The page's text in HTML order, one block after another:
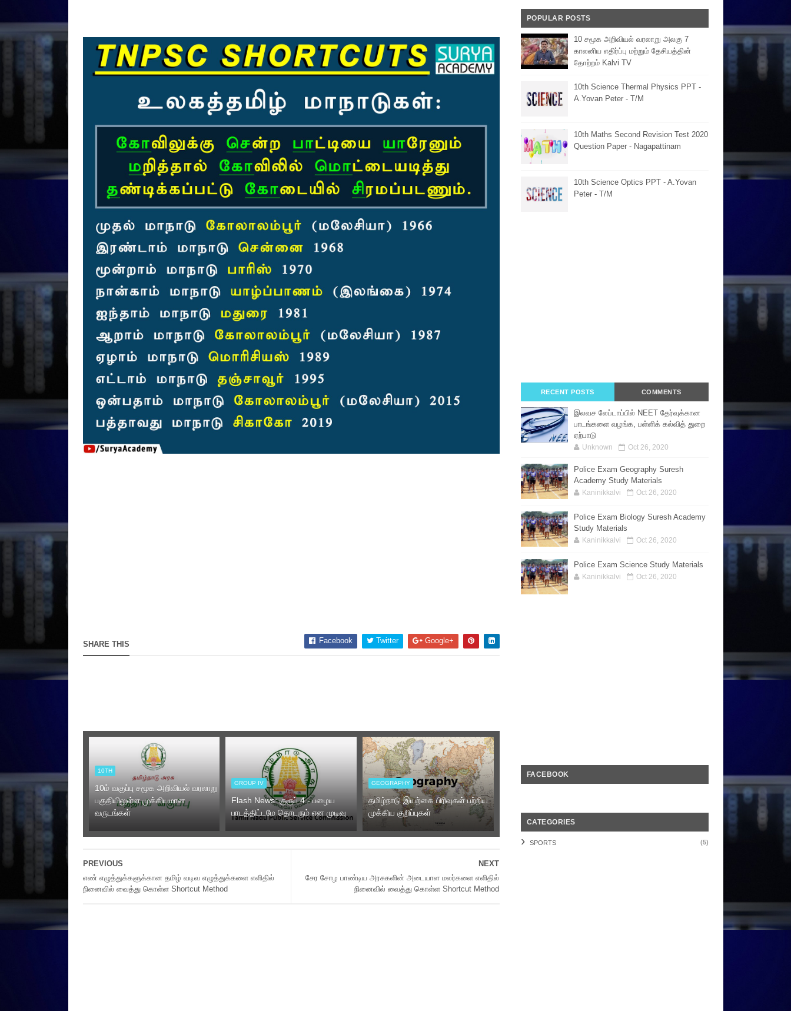
SHARE THIS Facebook Twitter Google+
10TH
10ம் வகுப்பு சமூக அறிவியல் வரலாறு
பகுதியிலுள்ள முக்கியமான
வருடங்கள்
GROUP IV
Flash News: குரூப் 4 - பழைய
பாடத்திட்டமே தொடரும் என முடிவு
GEOGRAPHY
தமிழ்நாடு இயற்கை பிரிவுகள் பற்றிய
முக்கிய குறிப்புகள்
NEXT
சேர சோழ பாண்டிய அரசுகளின் அடையாள மலர்களை எளிதில்
நினைவில் வைத்து கொள்ள Shortcut Method
PREVIOUS
எண் எழுத்துக்களுக்கான தமிழ் வடிவ எழுத்துக்களை எளிதில்
நினைவில் வைத்து கொள்ள Shortcut Method
POPULAR POSTS
10 சமூக அறிவியல் வரலாறு அலகு 7
காலனிய எதிர்ப்பு மற்றும் தேசியத்தின்
தோற்றம் Kalvi TV
10th Science Thermal Physics PPT -
A.Yovan Peter - T/M
10th Maths Second Revision Test 2020
Question Paper - Nagapattinam
10th Science Optics PPT - A.Yovan
Peter - T/M
RECENT POSTS COMMENTS
இலவச லேப்டாப்பில் NEET தேர்வுக்கான
பாடங்களை வழங்க, பள்ளிக் கல்வித் துறை
ஏற்பாடு
Unknown Oct 26, 2020
Police Exam Geography Suresh
Academy Study Materials
Kaninikkalvi Oct 26, 2020
Police Exam Biology Suresh Academy
Study Materials
Kaninikkalvi Oct 26, 2020
Police Exam Science Study Materials
Kaninikkalvi Oct 26, 2020
FACEBOOK
CATEGORIES
SPORTS (5)